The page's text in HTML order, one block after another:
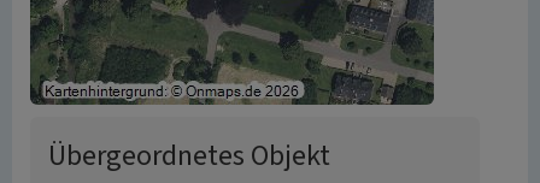
Übergeordnetes Objekt